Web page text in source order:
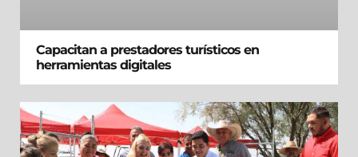
Capacitan a prestadores turísticos en
herramientas digitales